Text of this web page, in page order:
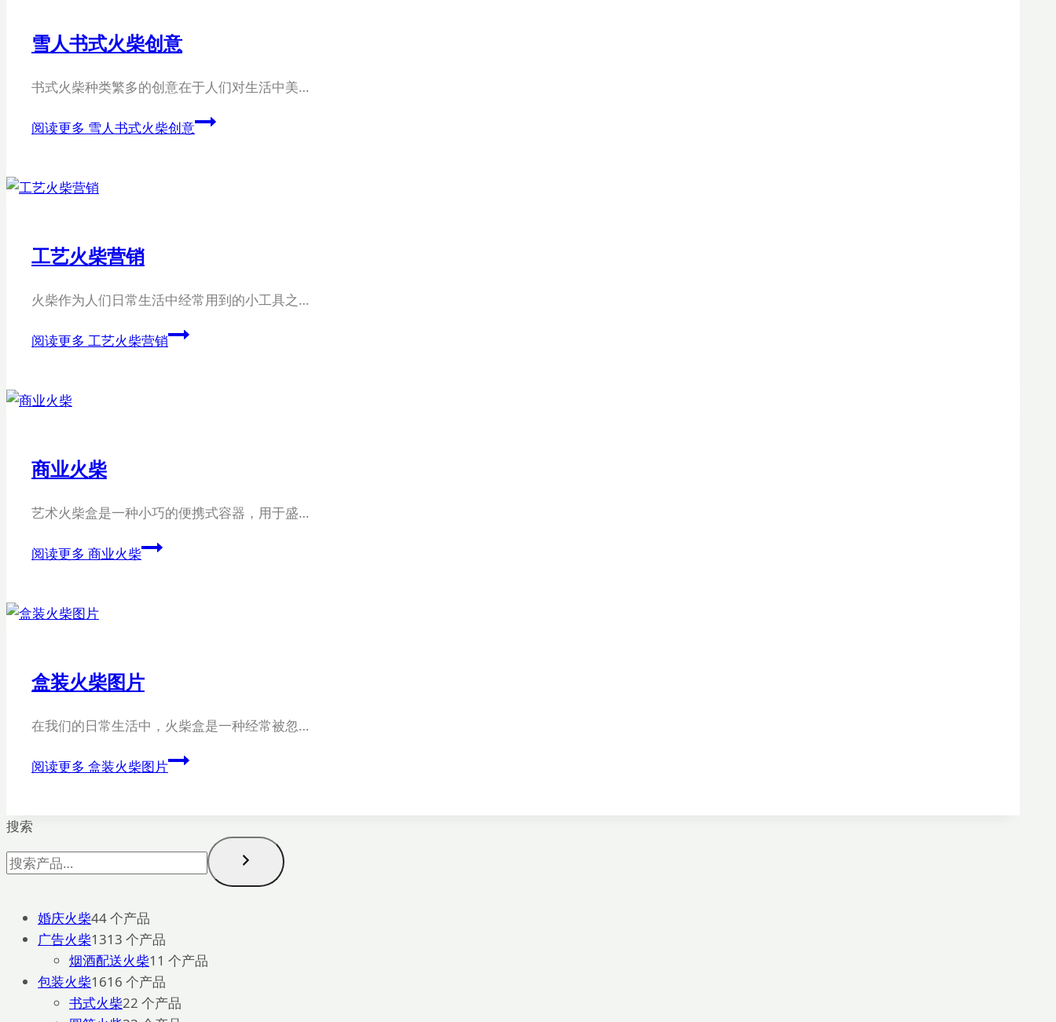
雪人书式火柴创意
书式火柴种类繁多的创意在于人们对生活中美…
阅读更多 雪人书式火柴创意
工艺火柴营销
火柴作为人们日常生活中经常用到的小工具之…
阅读更多 工艺火柴营销
商业火柴
艺术火柴盒是一种小巧的便携式容器，用于盛…
阅读更多 商业火柴
盒装火柴图片
在我们的日常生活中，火柴盒是一种经常被忽…
阅读更多 盒装火柴图片
搜索
婚庆火柴44 个产品
广告火柴1313 个产品
烟酒配送火柴1 1 个产品
包装火柴1616 个产品
书式火柴22 个产品